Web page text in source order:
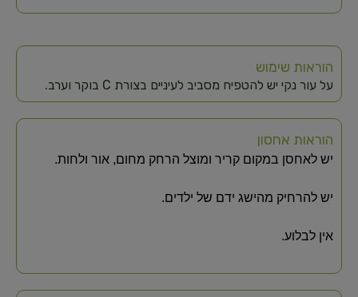
הוראות שימוש
על עור נקי יש להטפיח מסביב לעיניים בצורת C בוקר וערב.
הוראות אחסון
יש לאחסן במקום קריר ומוצל הרחק מחום, אור ולחות.
יש להרחיק מהישג ידם של ילדים.
אין לבלוע.